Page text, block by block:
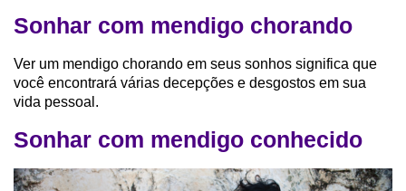
Sonhar com mendigo chorando
Ver um mendigo chorando em seus sonhos significa que
você encontrará várias decepções e desgostos em sua
vida pessoal.
Sonhar com mendigo conhecido